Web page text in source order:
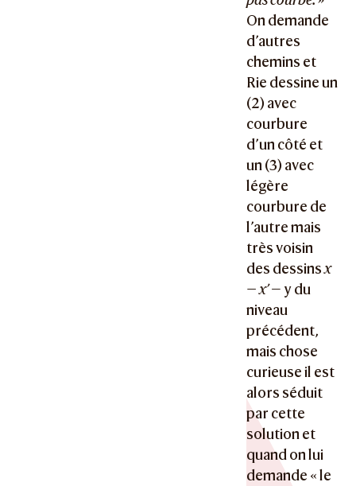
On demande
d’autres
chemins et
Rie dessine un
(2) avec
courbure
d’un côté et
un (3) avec
légère
courbure de
l’autre mais
très voisin
des dessinsx
— x’— y du
niveau
précédent,
mais chose
curieuse il est
alors séduit
par cette
solution et
quand on lui
demande « le